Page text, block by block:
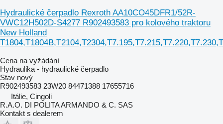
Hydraulické čerpadlo Rexroth AA10CO45DFR1/52R-
VWC12H502D-S4277 R902493583 pro kolového traktoru
New Holland
Cena na vyžádání
Hydraulika - hydraulické čerpadlo
Stav nový
R902493583 23W20 84471388 17655716
Itálie, Cingoli
R.A.O. DI POLITA ARMANDO & C. SAS
Kontakt s dealerem